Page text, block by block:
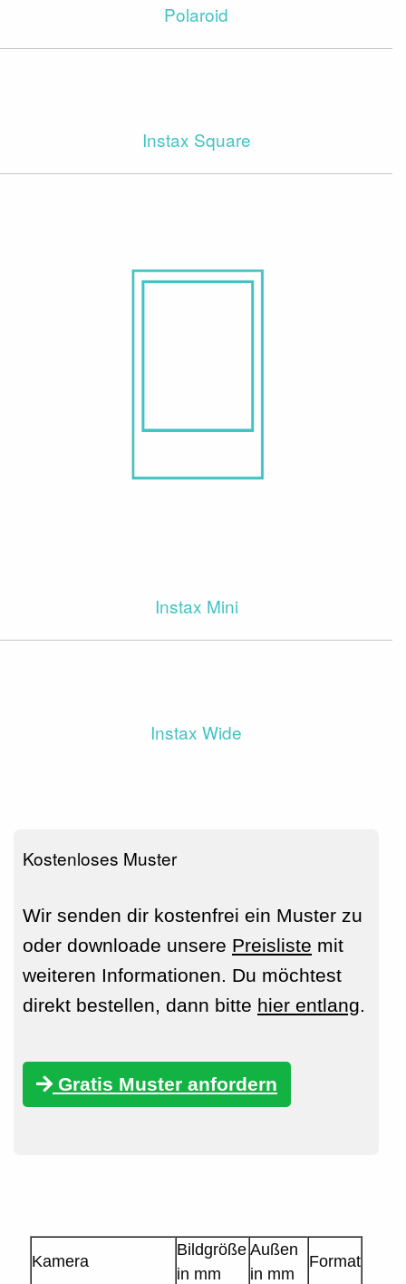
Polaroid
Instax Square
Instax Mini
Instax Wide
Kostenloses Muster
Wir senden dir kostenfrei ein Muster zu
oder downloade unsere Preisliste mit
weiteren Informationen. Du möchtest
direkt bestellen, dann bitte hier entlang.
Gratis Muster anfordern
Kamera
Bildgröße
in mm
Außen
in mm
Format